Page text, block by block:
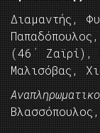
Διαμαντής,
(46΄ Ζαϊρί),
Μαλισόβας,